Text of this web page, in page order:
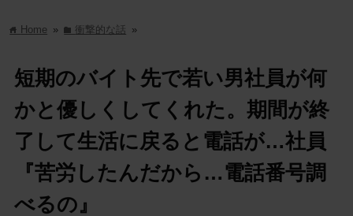
home Home » folder 衝撃的な話 »
短期のバイト先で若い男社員が何
かと優しくしてくれた。期間が終
了して生活に戻ると電話が…社員
『苦労したんだから…電話番号調
べるの』